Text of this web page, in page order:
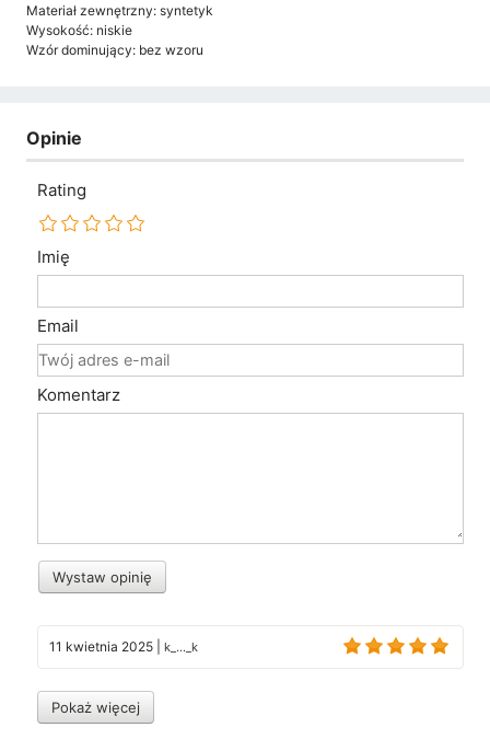
Materiał zewnętrzny: syntetyk
Wysokość: niskie
Wzór dominujący: bez wzoru
Opinie
Rating
Imię
Email
Komentarz
Wystaw opinię
11 kwietnia 2025 k_..._k
Pokaż więcej